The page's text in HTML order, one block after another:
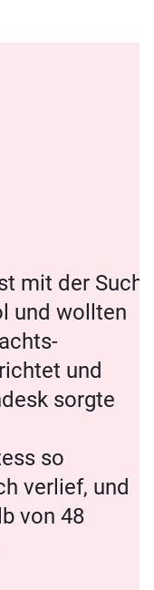
mit der Suche
und wollten
und
sorgte
so
verlief, und
von 48